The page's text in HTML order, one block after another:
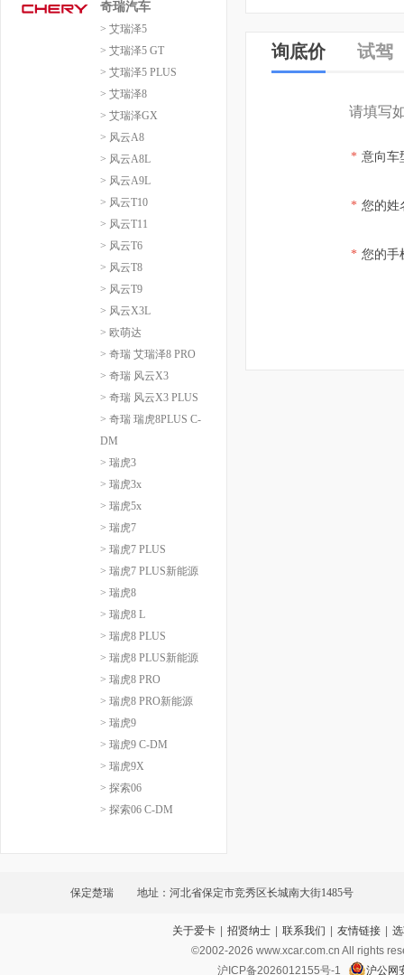
奇瑞汽车
> 艾瑞泽5
> 艾瑞泽5 GT
> 艾瑞泽5 PLUS
> 艾瑞泽8
> 艾瑞泽GX
> 风云A8
> 风云A8L
> 风云A9L
> 风云T10
> 风云T11
> 风云T6
> 风云T8
> 风云T9
> 风云X3L
> 欧萌达
> 奇瑞 艾瑞泽8 PRO
> 奇瑞 风云X3
> 奇瑞 风云X3 PLUS
> 奇瑞 瑞虎8PLUS C-
DM
> 瑞虎3
> 瑞虎3x
> 瑞虎5x
> 瑞虎7
> 瑞虎7 PLUS
> 瑞虎7 PLUS新能源
> 瑞虎8
> 瑞虎8 L
> 瑞虎8 PLUS
> 瑞虎8 PLUS新能源
> 瑞虎8 PRO
> 瑞虎8 PRO新能源
> 瑞虎9
> 瑞虎9 C-DM
> 瑞虎9X
> 探索06
> 探索06 C-DM
询底价 试驾
请填写
* 意向车
* 您的姓
* 您的手
保定楚瑞 地址：河北省保定市竞秀区长城南大街1485号
关于爱卡 | 招贤纳士 | 联系我们 | 友情链接 |
©2002-2026 www.xcar.com.cn All rights
沪ICP备2026012155号-1
沪公网